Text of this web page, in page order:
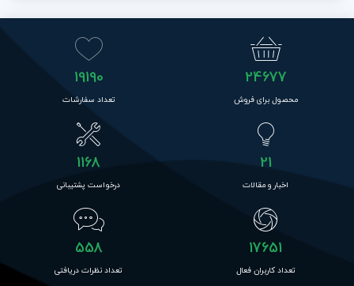
24677
محصول برای فروش
19190
تعداد سفارشات
21
اخبار و مقالات
1168
درخواست پشتیبانی
17651
تعداد کاربران فعال
558
تعداد نظرات دریافتی